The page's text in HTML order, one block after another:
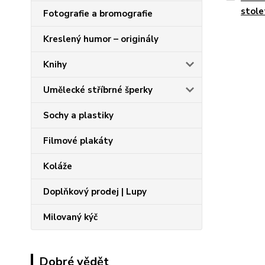
Fotografie a bromografie
Kreslený humor – originály
Knihy
Umělecké stříbrné šperky
Sochy a plastiky
Filmové plakáty
Koláže
Doplňkový prodej | Lupy
Milovaný kýč
Dobré vědět